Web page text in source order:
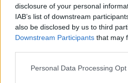
disclosure of your personal
IAB’s list of downstream
also be disclosed by us to third
Downstream Participants that may
Please note that this website/app
Personal Data Processing
KIPRÓBÁLOM
Már előfizetőnk? Ha már
rendelkezik felhasználói